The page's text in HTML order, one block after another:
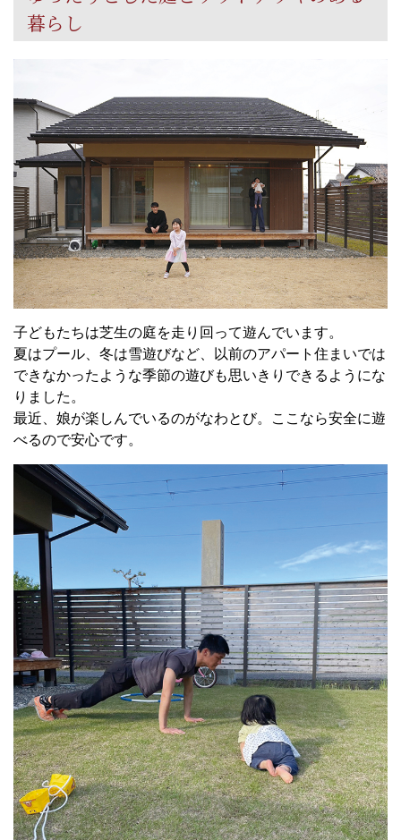
暮らし
子どもたちは芝生の庭を走り回って遊んでいます。
夏はプール、冬は雪遊びなど、以前のアパート住まいでは
できなかったような季節の遊びも思いきりできるようにな
りました。
最近、娘が楽しんでいるのがなわとび。ここなら安全に遊
べるので安心です。